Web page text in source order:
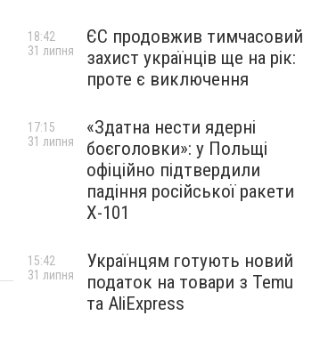
ЄС продовжив тимчасовий
захист українців ще на рік:
проте є виключення
18:42
31 липня
«Здатна нести ядерні
боєголовки»: у Польщі
офіційно підтвердили
падіння російської ракети
Х-101
17:15
31 липня
Українцям готують новий
податок на товари з Temu
та AliExpress
15:42
31 липня